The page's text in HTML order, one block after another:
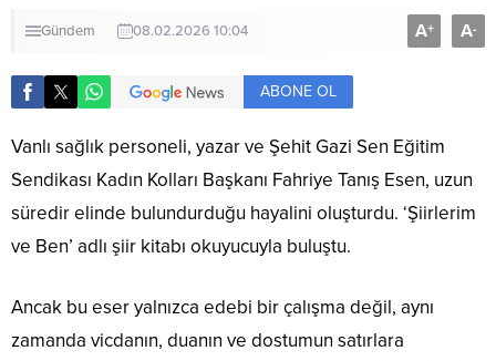
Gündem 08.02.2026 10:04 A+ A-
ABONE OL
Vanlı sağlık personeli, yazar ve Şehit Gazi Sen Eğitim
Sendikası Kadın Kolları Başkanı Fahriye Tanış Esen, uzun
süredir elinde bulundurduğu hayalini oluşturdu. ‘Şiirlerim
ve Ben’ adlı şiir kitabı okuyucuyla buluştu.
Ancak bu eser yalnızca edebi bir çalışma değil, aynı
zamanda vicdanın, duanın ve dostumun satırlara